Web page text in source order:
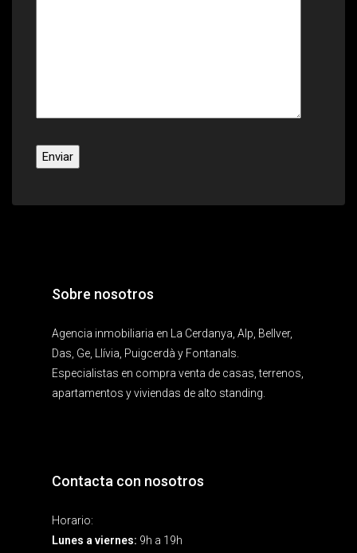
Sobre nosotros
Agencia inmobiliaria en La Cerdanya, Alp, Bellver,
Das, Ge, Llívia, Puigcerdà y Fontanals.
Especialistas en compra venta de casas, terrenos,
apartamentos y viviendas de alto standing.
Contacta con nosotros
Horario:
Lunes a viernes: 9h a 19h